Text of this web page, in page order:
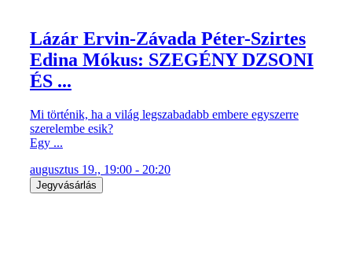
Lázár Ervin-Závada Péter-Szirtes
Edina Mókus: SZEGÉNY DZSONI
ÉS ...
Mi történik, ha a világ legszabadabb embere egyszerre
szerelembe esik?
Egy ...
augusztus 19., 19:00 - 20:20
Jegyvásárlás